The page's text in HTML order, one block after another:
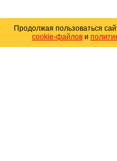
Продолжая пользоваться
cookie-файлови